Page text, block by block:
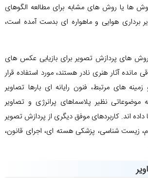
ها یا روش های مشابه برای مطالعه الگوهای
برداری هوایی و ماهواره ای بدست آمده است،
های پردازش تصویر برای بازیابی عکس های
مانده آثار هنری نادر هستند، مورد استفاده قرار
های مرتبط، فنون رایانه ای بارها تصاویر
نظیر پلاسماهای پرانرژی و تصاویر
داده اند. کاربردهای موفق دیگری از پردازش تصویر
زیست شناسی، پزشکی هسته ای، اجرای قانون،